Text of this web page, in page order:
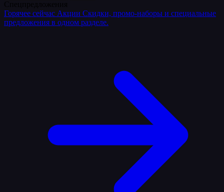
Горячее сейчас Акции Скидки, промо-наборы и специальные
предложения в одном разделе.